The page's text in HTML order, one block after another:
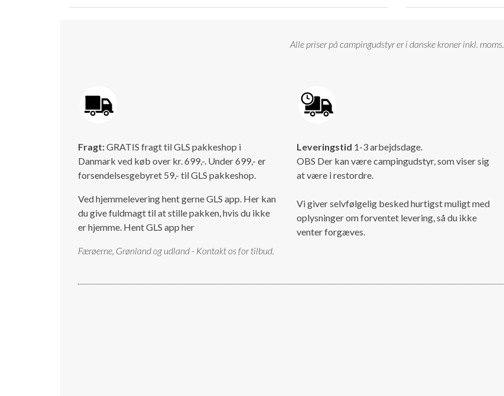
Alle priser på campingudstyr er i danske kroner inkl. moms.
Fragt:GRATIS fragt til GLS pakkeshop i
Danmark ved køb over kr. 699,-. Under 699,- er
forsendelsesgebyret 59,- til GLS pakkeshop.
Ved hjemmelevering hent gerne GLS app. Her kan
du give fuldmagt til at stille pakken, hvis du ikke
er hjemme. Hent GLS app her
Færøerne, Grønland og udland - Kontakt os for tilbud.
Leveringstid 1-3 arbejdsdage.
OBS Der kan være campingudstyr, som viser sig
at være i restordre.
Vi giver selvfølgelig besked hurtigst muligt med
oplysninger om forventet levering, så du ikke
venter forgæves.